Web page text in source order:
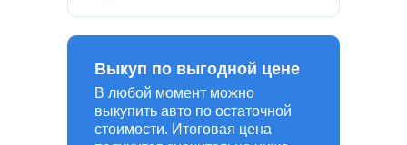
В любой момент можно
выкупить авто по остаточной
стоимости. Итоговая цена
Выкуп по выгодной цене